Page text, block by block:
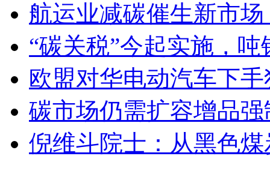
航运业减碳催生新市
“碳关税”今起实施，
欧盟对华电动汽车下
碳市场仍需扩容增品强
倪维斗院士：从黑色